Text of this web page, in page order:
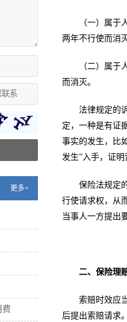
更多+
费
（一）属
两年不行使而消
（二）属
而消灭。
法律规定的
定，一种是有证
事实的发生，比
发生”入手，证
保险法规定
行使请求权，从
当事人一方提出
二、保险理
索赔时效应
后提出索赔请求